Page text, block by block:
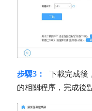
步驟3：
下載完成後
的相關程序，完成後